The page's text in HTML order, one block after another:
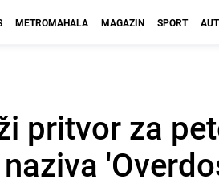
METROMAHALA MAGAZIN SPORT
pritvor za